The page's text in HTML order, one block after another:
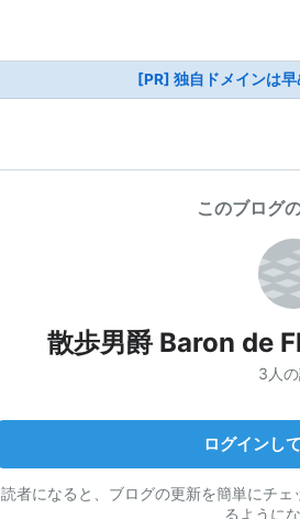
[PR] 独自ドメインは
このブログ
散歩男爵 Baron de
3人
ログインし
読者になると、ブログの更新を簡単にチ
るように